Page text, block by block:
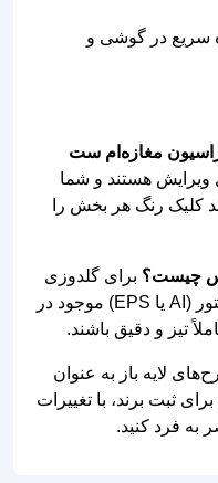
داشته باشید
امکان را می‌دهد که
بگیرید. مزایای اصلی
و شعار خود را
آماده معمولی، فایل‌های
مغازه تغییر دهید.
فایل وکتور